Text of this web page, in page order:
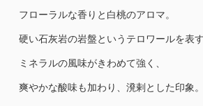
フローラルな香りと白桃のアロマ。
硬い石灰岩の岩盤というテロワールを表す
ミネラルの風味がきわめて強く、
爽やかな酸味も加わり、溌剌とした印象。